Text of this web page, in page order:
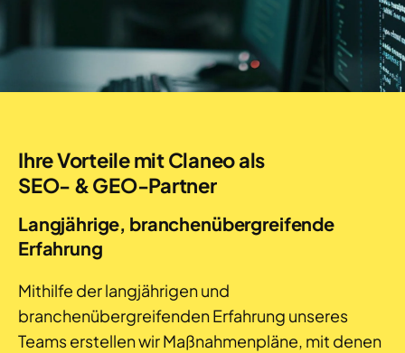
Ihre Vorteile mit Claneo als
SEO- & GEO-Partner
Langjährige, branchenübergreifende
Erfahrung
Mithilfe der langjährigen und
branchenübergreifenden Erfahrung unseres
Teams erstellen wir Maßnahmenpläne, mit denen